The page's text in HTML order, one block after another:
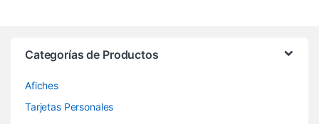
Categorías de Productos
Afiches
Tarjetas Personales